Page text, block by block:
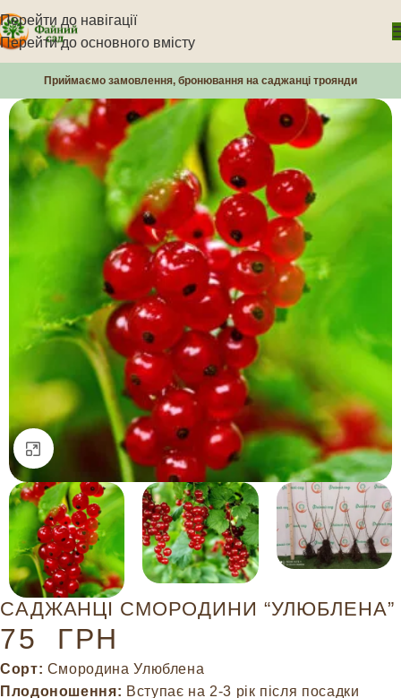
Перейти до навігації
Перейти до основного вмісту
Приймаємо замовлення, бронювання на саджанці троянди
Натисніть, щоб збільшити
САДЖАНЦІ СМОРОДИНИ “УЛЮБЛЕНА”
75 ГРН
Сорт: Смородина Улюблена
Плодоношення: Вступає на 2-3 рік після посадки